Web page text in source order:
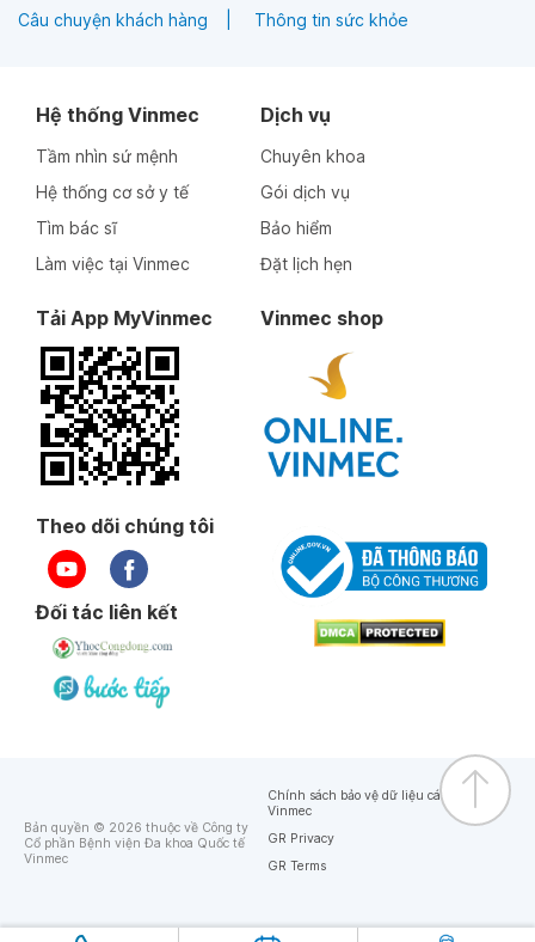
Câu chuyện khách hàng Thông tin sức khỏe
Hệ thống Vinmec
Tầm nhìn sứ mệnh
Hệ thống cơ sở y tế
Tìm bác sĩ
Làm việc tại Vinmec
Dịch vụ
Chuyên khoa
Gói dịch vụ
Bảo hiểm
Đặt lịch hẹn
Tải App MyVinmec Vinmec shop
Theo dõi chúng tôi
Đối tác liên kết
Bản quyền © 2026 thuộc về Công ty
Cổ phần Bệnh viện Đa khoa Quốc tế
Vinmec
Chính sách bảo vệ dữ liệu cá nhân của
Vinmec
GR Privacy
GR Terms